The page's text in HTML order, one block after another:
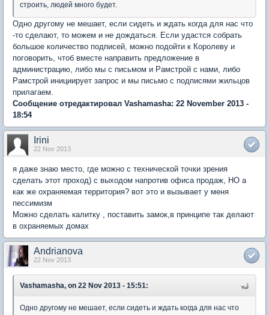
строить, людей много будет.
Одно другому не мешает, если сидеть и ждать когда для нас что
-то сделают, то можем и не дождаться. Если удастся собрать
большое количество подписей, можно подойти к Королеву и
поговорить, чтоб вместе направить предложение в
администрацию, либо мы с письмом и Рамстрой с нами, либо
Рамстрой инициирует запрос и мы письмо с подписями жильцов
прилагаем.
Сообщение отредактировал Vashamasha: 22 November 2013 -
18:54
Irini
22 Nov 2013
я даже знаю место, где можно с технической точки зрения
сделать этот проход) с выходом напротив офиса продаж, НО а
как же охраняемая территория? вот это и вызывает у меня
пессимизм
Можно сделать калитку , поставить замок,в принципе так делают
в охраняемых домах
Andrianova
22 Nov 2013
Vashamasha, on 22 Nov 2013 - 15:51:
Одно другому не мешает, если сидеть и ждать когда для нас что